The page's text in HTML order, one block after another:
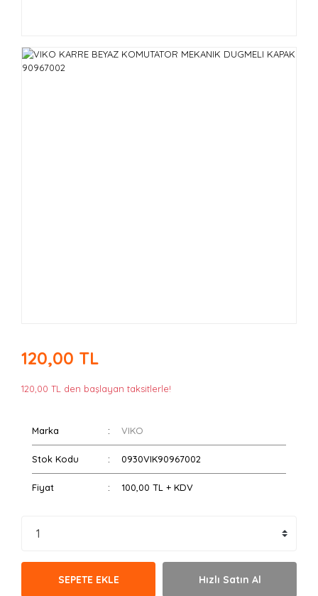
120,00 TL
120,00 TL den başlayan taksitlerle!
Marka VIKO
Stok Kodu 0930VIK90967002
Fiyat 100,00 TL + KDV
SEPETE EKLE Hızlı Satın Al